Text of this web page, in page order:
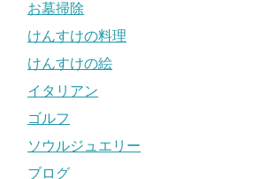
お墓掃除
けんすけの料理
けんすけの絵
イタリアン
ゴルフ
ソウルジュエリー
ブログ